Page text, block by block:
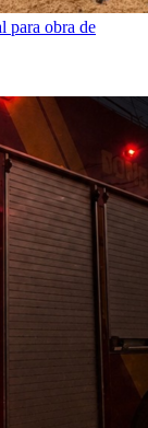
para obra de